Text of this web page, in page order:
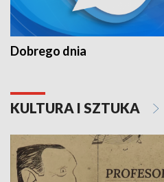
Dobrego dnia
KULTURA I SZTUKA